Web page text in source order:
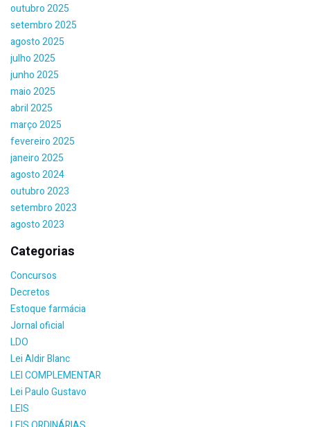
outubro 2025
setembro 2025
agosto 2025
julho 2025
junho 2025
maio 2025
abril 2025
março 2025
fevereiro 2025
janeiro 2025
agosto 2024
outubro 2023
setembro 2023
agosto 2023
Categorias
Concursos
Decretos
Estoque farmácia
Jornal oficial
LDO
Lei Aldir Blanc
LEI COMPLEMENTAR
Lei Paulo Gustavo
LEIS